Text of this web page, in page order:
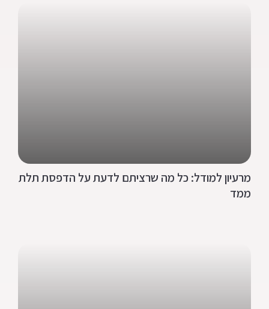
מרעיון למודל: כל מה שרציתם לדעת על הדפסת תלת
ממד